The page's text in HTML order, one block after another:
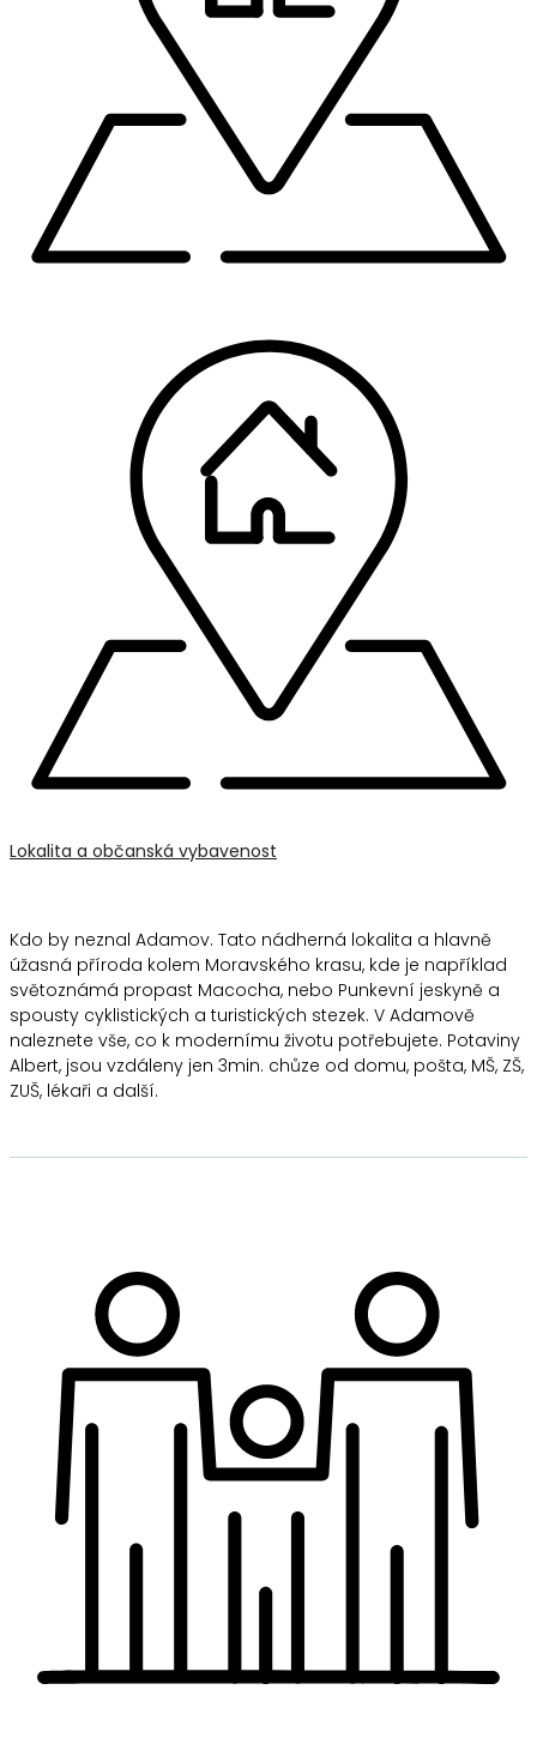
Lokalita a občanská vybavenost
Kdo by neznal Adamov. Tato nádherná lokalita a hlavně
úžasná příroda kolem Moravského krasu, kde je například
světoznámá propast Macocha, nebo Punkevní jeskyně a
spousty cyklistických a turistických stezek. V Adamově
naleznete vše, co k modernímu životu potřebujete. Potaviny
Albert, jsou vzdáleny jen 3min. chůze od domu, pošta, MŠ, ZŠ,
ZUŠ, lékaři a další.